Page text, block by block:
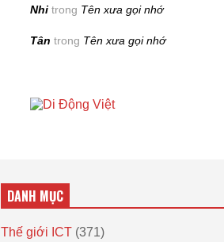
Nhi trong Tên xưa gọi nhớ
Tân trong Tên xưa gọi nhớ
DANH MỤC
Thế giới ICT (371)